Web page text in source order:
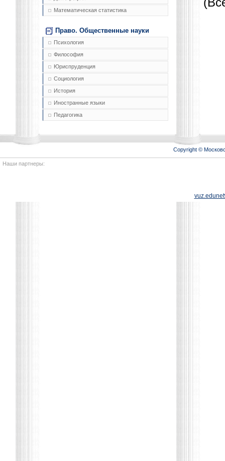
Математическая статистика
Право. Общественные науки
Психология
Философия
Юриспруденция
Социология
История
Иностранные языки
Педагогика
Copyright ©
Наши партнеры: